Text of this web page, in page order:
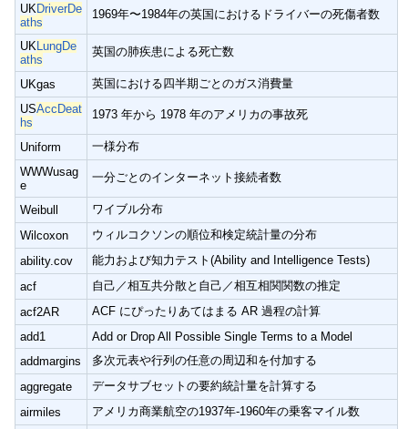
UK DriverDe
aths
1969年〜1984年の英国におけるドライバーの死傷者数
UK LungDe
aths
英国の肺疾患による死亡数
UKgas
英国における四半期ごとのガス消費量
USAccDeat
hs
1973 年から 1978 年のアメリカの事故死
Uniform
一様分布
WWWusag
e
一分ごとのインターネット接続者数
Weibull
ワイブル分布
Wilcoxon
ウィルコクソンの順位和検定統計量の分布
ability.cov
能力および知力テスト(Ability and Intelligence Tests)
acf
自己／相互共分散と自己／相互相関関数の推定
acf2AR
ACF にぴったりあてはまる AR 過程の計算
add1
Add or Drop All Possible Single Terms to a Model
addmargins
多次元表や行列の任意の周辺和を付加する
aggregate
データサブセットの要約統計量を計算する
airmiles
アメリカ商業航空の1937年-1960年の乗客マイル数